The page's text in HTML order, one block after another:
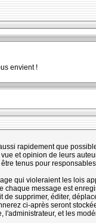
envient !
rapidement que
et opinion de leurs
tenus pour
qui violeraient les lois
chaque message est
supprimer, éditer,
ci-après seront
et les